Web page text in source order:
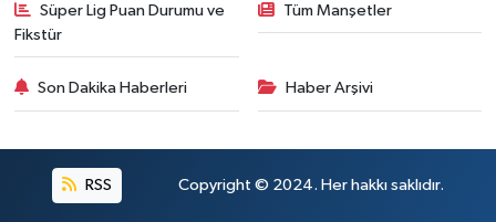
Süper Lig Puan Durumu ve
Fikstür
Tüm Manşetler
Son Dakika Haberleri Haber Arşivi
RSS Copyright © 2024. Her hakkı saklıdır.